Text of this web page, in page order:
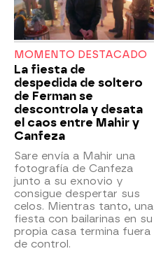
MOMENTO DESTACADO
La fiesta de
despedida de soltero
de Ferman se
descontrola y desata
el caos entre Mahir y
Canfeza
Sare envía a Mahir una
fotografía de Canfeza
junto a su exnovio y
consigue despertar sus
celos. Mientras tanto, una
fiesta con bailarinas en su
propia casa termina fuera
de control.